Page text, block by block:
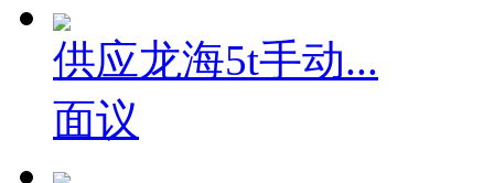
供应龙海5t手动...
面议